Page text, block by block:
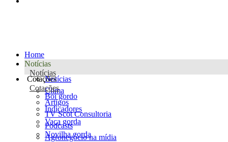
Home
Notícias
Notícias
Notícias
Clima
Artigos
TV Scot Consultoria
Podcasts
Agronegócio na mídia
Cotações
Cotações
Boi gordo
Indicadores
Vaca gorda
Novilha gorda